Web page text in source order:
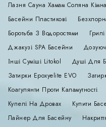
Лазня Сауна Хамам Соляна
Басейни Пластикові
Боротьба З Водоростями
Грилі
Джакузі SPA Басейни
Інші Суміші Litokol
Душі Для
Затирки Epoxyelite EVO
Коагулянти Проти Каламутності
Купелі На Дровах
Купити
Лайнер Для Басейну